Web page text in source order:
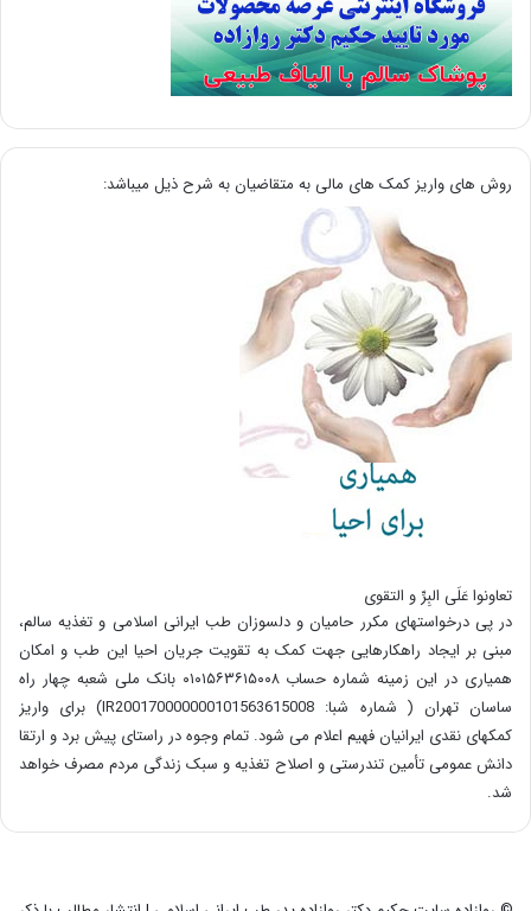
روش های واریز کمک های مالی به متقاضیان به شرح ذیل میباشد:
تعاونوا عَلَی البِرِّ و التقوی
در پی درخواستهای مکرر حامیان و دلسوزان طب ایرانی اسلامی و تغذیه سالم،
مبنی بر ایجاد راهکارهایی جهت کمک به تقویت جریان احیا این طب و امکان
همیاری در این زمینه شماره حساب ۰۱۰۱۵۶۳۶۱۵۰۰۸ بانک ملی شعبه چهار راه
ساسان تهران ( شماره شبا: IR200170000000101563615008) برای واریز
کمکهای نقدی ایرانیان فهیم اعلام می شود. تمام وجوه در راستای پیش برد و ارتقا
دانش عمومی تأمین تندرستی و اصلاح تغذیه و سبک زندگی مردم مصرف خواهد
شد.